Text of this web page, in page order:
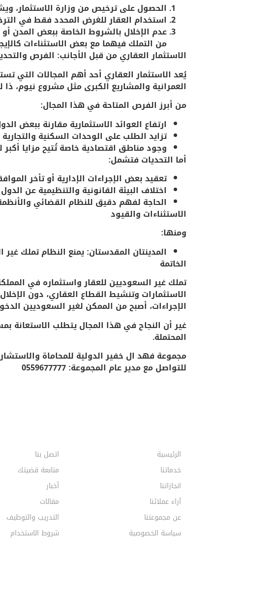
الحصول على ترخيص من وزارة الاستثمار،
استخدام العقار للغرض المحدد فقطفي
عدم الإخلال بالشروط الخاصة ببعض المدن أو
من التملك فيهما مع بعض الاستثناءات
الاستثمار العقاري من قبل الأجانب: الفرص
يُعد الاستثمار العقاري أحد أهم المجالات
العمرانية والمشاريع الكبرى مثل مشروع نيوم، ذا
من أبرزالفرص المتاحة في هذا المجال:
ارتفاع العوائد الاستثمارية مقارنة ببعض
تزايد الطلب على الوحدات السكنية
وجود مناطق اقتصادية خاصة تُتيح مزايا أكبر
أما التحديات فتشمل:
تعقيد بعض الإجراءات الإدارية أو تأخر
اختلاف البيئة القانونية والتنظيمية عن
الحاجة لفهم دقيق للنظام القضائي
الاستثناءات والقيود
ومنها:
المدينتان المقدستان: يمنع النظام تملك
الخاتمة
تملك غير السعوديين للعقار واستثماره في
الاستثمارات وتنشيط القطاع العقاري، دون
الإجراءات، أصبح من الممكن لغير السعوديين
غير أن النجاح في هذا المجال يتطلب الاستعانة
المحتملة.
مجموعة فهد ال خفير الدولية للمحاماة
للتواصل مع مدير عام المجموعة:0559677777
الرئيسية
خدماتنا
انجازاتنا
آراء عملائنا
عن مجموعتنا
سياسة الخصوصية
اتصل بنا
متابعة قضيتك
أخبار
مقالات
التدريب والتوظيف
شروط الاستخدام